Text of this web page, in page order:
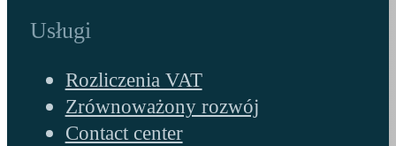
Usługi
Rozliczenia VAT
Zrównoważony rozwój
Contact center